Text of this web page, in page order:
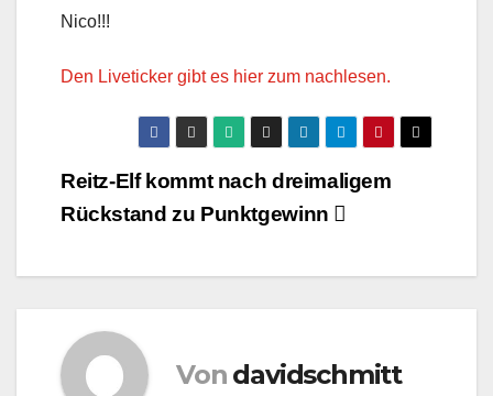
Nico!!!
Den Liveticker gibt es hier zum nachlesen.
Beitragsnavigation
Reitz-Elf kommt nach dreimaligem
Rückstand zu Punktgewinn
Von davidschmitt